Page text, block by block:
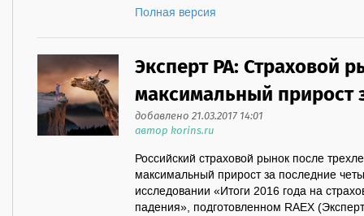
Полная версия
Эксперт РА: Страховой
максимальный прирост
добавлено 21.03.2017 14:01
автор korins.ru
Российский страховой рынок после
максимальный прирост за последние
исследовании «Итоги 2016 года на
падения», подготовленном RAEX